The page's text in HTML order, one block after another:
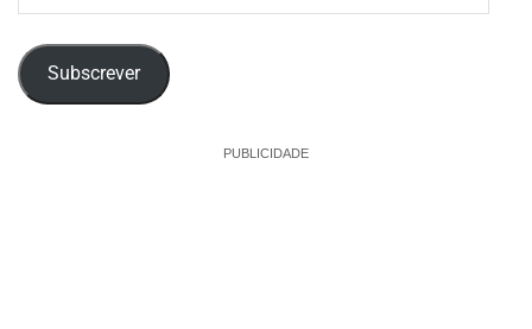
Subscrever
PUBLICIDADE